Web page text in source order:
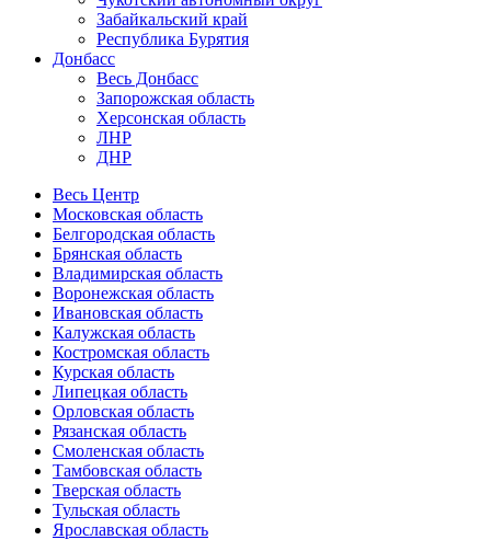
Забайкальский край
Республика Бурятия
Донбасс
Весь Донбасс
Запорожская область
Херсонская область
ЛНР
ДНР
Весь Центр
Московская область
Белгородская область
Брянская область
Владимирская область
Воронежская область
Ивановская область
Калужская область
Костромская область
Курская область
Липецкая область
Орловская область
Рязанская область
Смоленская область
Тамбовская область
Тверская область
Тульская область
Ярославская область